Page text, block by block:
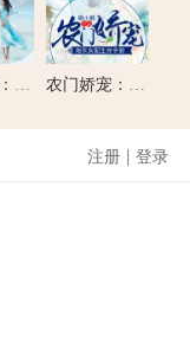
萌妻不乖：总裁步步诱情 农门娇宠：炮灰女配生存手册
注册 | 登录